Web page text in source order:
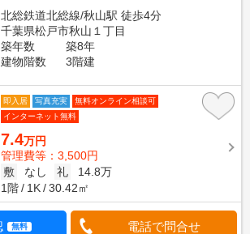
北総鉄道北総線/秋山駅 徒歩4分
千葉県松戸市秋山１丁目
築年数
築8年
建物階数
3階建
即入居 写真充実
無料オンライン相談可
インターネット無料
7.4万円
管理費等：3,500円
敷
なし 礼
14.8万
1階
1K 30.42㎡
無料 電話で問合せ